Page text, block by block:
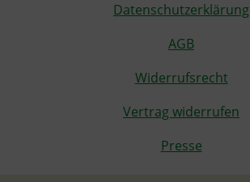
Datenschutzerklärung
AGB
Widerrufsrecht
Vertrag widerrufen
Presse